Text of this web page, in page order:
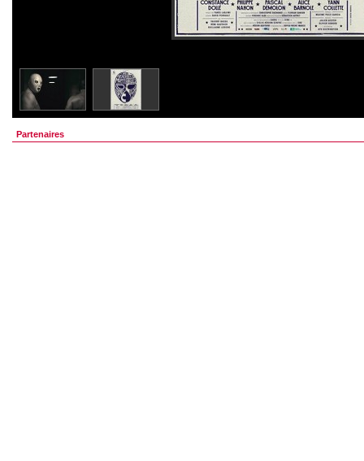
Partenaires